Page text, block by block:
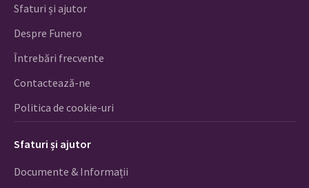
Sfaturi și ajutor
Despre Funero
Întrebări frecvente
Contactează-ne
Politica de cookie-uri
Sfaturi și ajutor
Documente & Informații